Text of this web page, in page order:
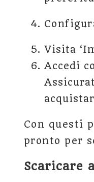
Visita
Accedi
Con questi
pronto per
Scaricare